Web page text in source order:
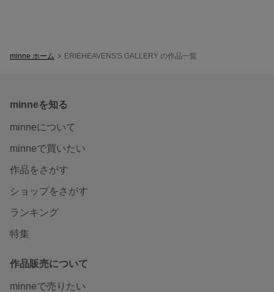
minne ホーム ERIEHEAVENS'S GALLERY の作品一覧
minneを知る
minneについて
minneで買いたい
作品をさがす
ショップをさがす
ランキング
特集
作品販売について
minneで売りたい